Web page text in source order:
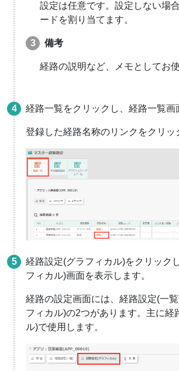
設定は任意です。設定しない場
ードを割り当てます。
備考
経路の説明など、メモとしてお
経路一覧をクリックし、経路一覧画
登録した経路名称のリンクをクリッ
経路設定(グラフィカル)をクリック
フィカル)画面を表示します。
経路の設定画面には、経路設定(一
フィカル)の2つがあります。主に経
ル)で使用します。